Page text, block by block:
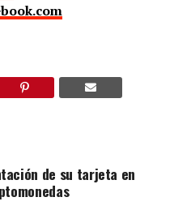
de su tarjeta en